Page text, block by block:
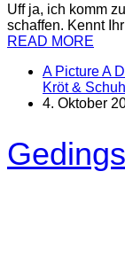
Uff ja, ich komm
schaffen. Kennt
READ MORE
A Picture A
Kröt &
4. Oktober